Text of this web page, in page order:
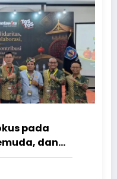
pada
dan
bagi